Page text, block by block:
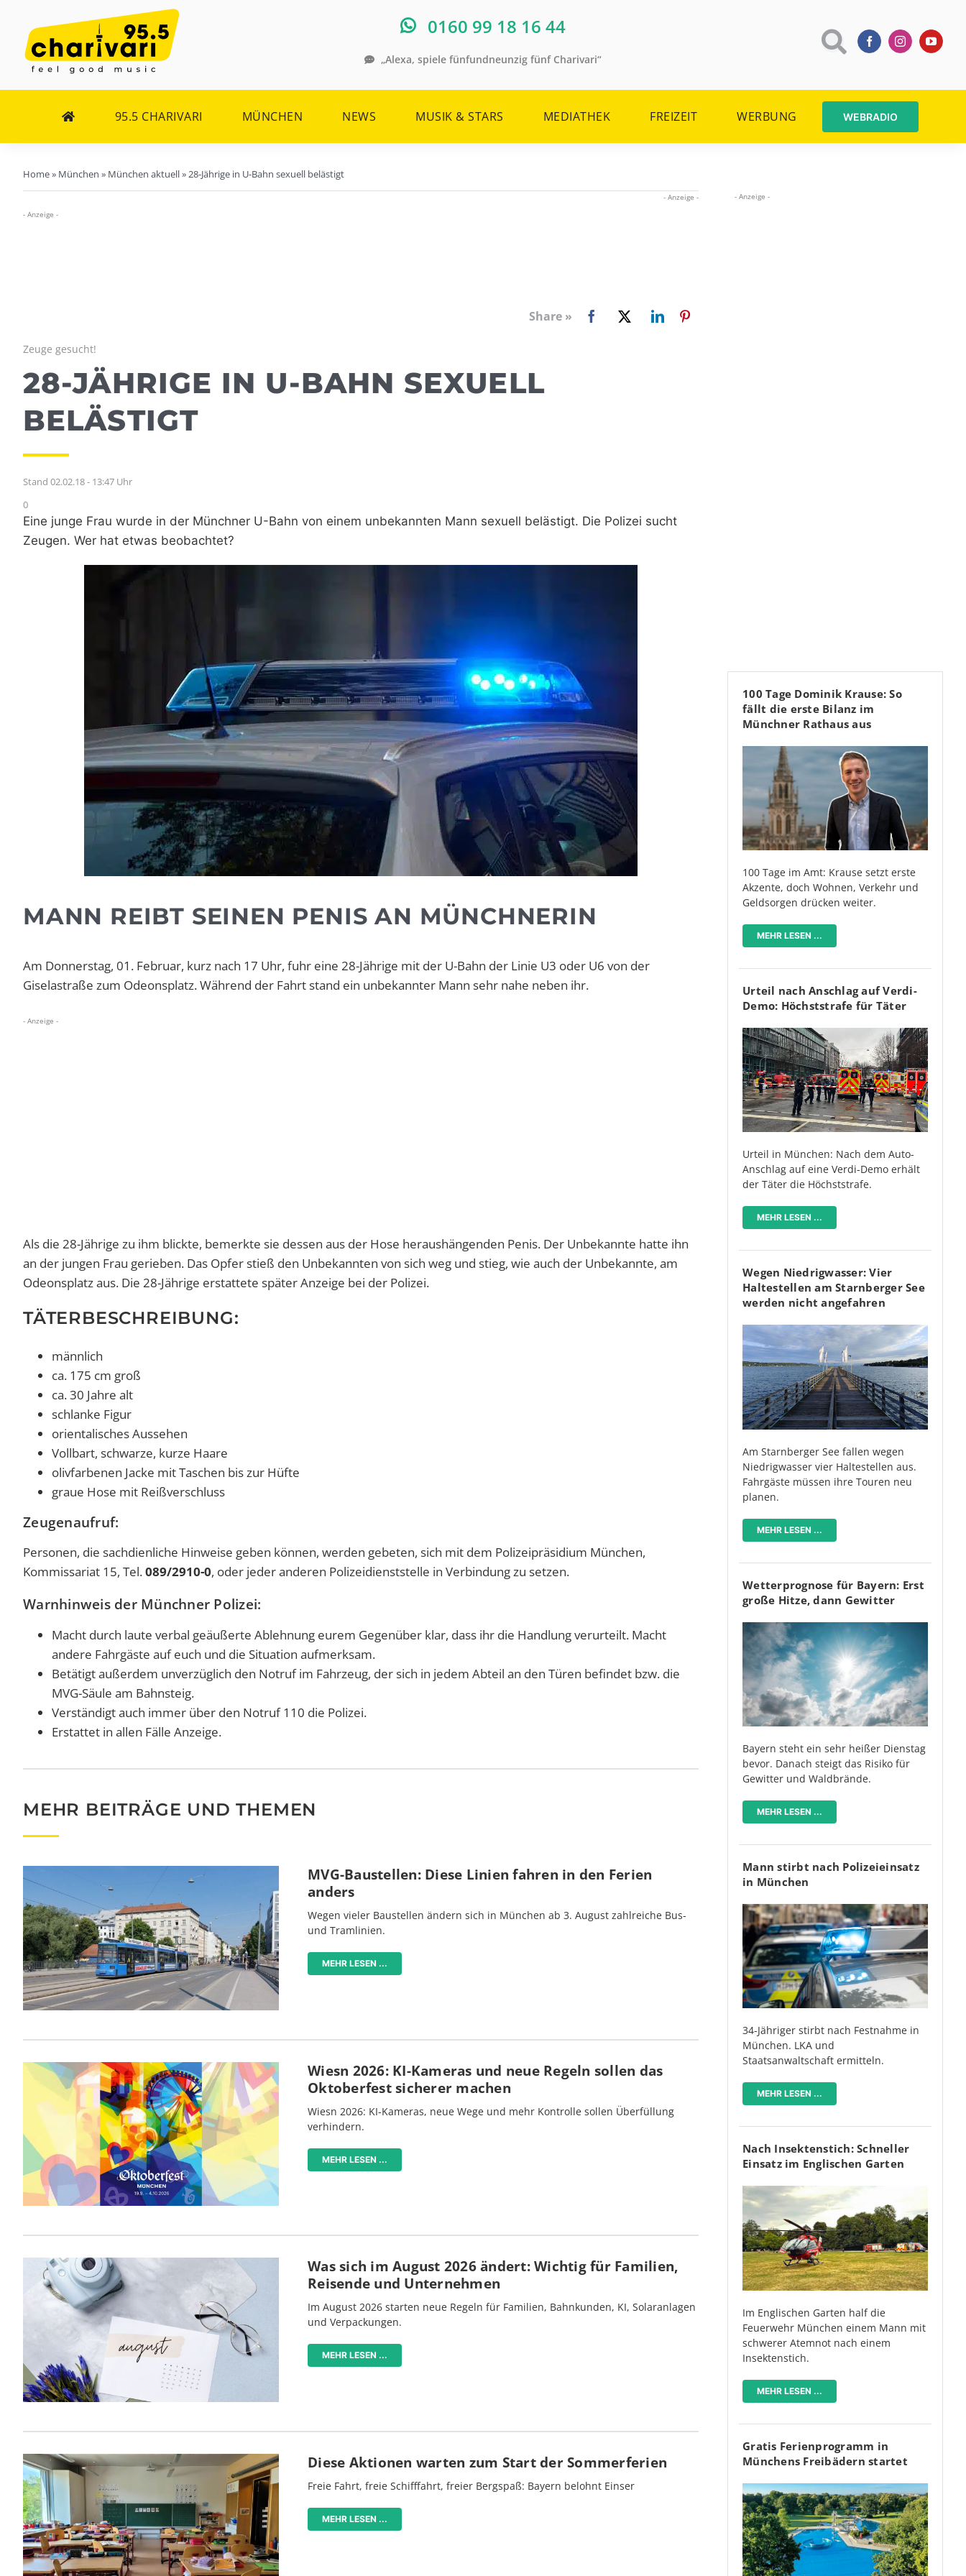
Inhalt
springen
0160 99 18 16 44
„Alexa, spiele fünfundneunzig fünf Charivari“
95.5 CHARIVARI MÜNCHEN NEWS MUSIK & STARS MEDIATHEK FREIZEIT WERBUNG WEBRADIO
Home» München » München aktuell»28-Jährige in U-Bahn sexuell belästigt
- Anzeige -
- Anzeige -
Share »
Zeuge gesucht!
28-JÄHRIGE IN U-BAHN SEXUELL
BELÄSTIGT
Stand 02.02.18 - 13:47 Uhr
0
Eine junge Frau wurde in der Münchner U-Bahn von einem unbekannten Mann sexuell belästigt. Die Polizei sucht
Zeugen. Wer hat etwas beobachtet?
MANN REIBT SEINEN PENIS AN MÜNCHNERIN
Am Donnerstag, 01. Februar, kurz nach 17 Uhr, fuhr eine 28-Jährige mit der U-Bahn der Linie U3 oder U6 von der
Giselastraße zum Odeonsplatz. Während der Fahrt stand ein unbekannter Mann sehr nahe neben ihr.
- Anzeige -
Als die 28-Jährige zu ihm blickte, bemerkte sie dessen aus der Hose heraushängenden Penis. Der Unbekannte hatte ihn
an der jungen Frau gerieben. Das Opfer stieß den Unbekannten von sich weg und stieg, wie auch der Unbekannte, am
Odeonsplatz aus. Die 28-Jährige erstattete später Anzeige bei der Polizei.
TÄTERBESCHREIBUNG:
männlich
ca. 175 cm groß
ca. 30 Jahre alt
schlanke Figur
orientalisches Aussehen
Vollbart, schwarze, kurze Haare
olivfarbenen Jacke mit Taschen bis zur Hüfte
graue Hose mit Reißverschluss
Zeugenaufruf:
Personen, die sachdienliche Hinweise geben können, werden gebeten, sich mit dem Polizeipräsidium München,
Kommissariat 15, Tel.089/2910-0, oder jeder anderen Polizeidienststelle in Verbindung zu setzen.
Warnhinweis der Münchner Polizei:
Macht durch laute verbal geäußerte Ablehnung eurem Gegenüber klar, dass ihr die Handlung verurteilt. Macht
andere Fahrgäste auf euch und die Situation aufmerksam.
Betätigt außerdem unverzüglich den Notruf im Fahrzeug, der sich in jedem Abteil an den Türen befindet bzw. die
MVG-Säule am Bahnsteig.
Verständigt auch immer über den Notruf 110 die Polizei.
Erstattet in allen Fälle Anzeige.
MEHR BEITRÄGE UND THEMEN
MVG-Baustellen: Diese Linien fahren in den Ferien
anders
Wegen vieler Baustellen ändern sich in München ab 3. August zahlreiche Bus-
und Tramlinien.
MEHR LESEN ...
Wiesn 2026: KI-Kameras und neue Regeln sollen das
Oktoberfest sicherer machen
Wiesn 2026: KI-Kameras, neue Wege und mehr Kontrolle sollen Überfüllung
verhindern.
MEHR LESEN ...
Was sich im August 2026 ändert: Wichtig für Familien,
Reisende und Unternehmen
Im August 2026 starten neue Regeln für Familien, Bahnkunden, KI, Solaranlagen
und Verpackungen.
MEHR LESEN ...
Diese Aktionen warten zum Start der Sommerferien
Freie Fahrt, freie Schifffahrt, freier Bergspaß: Bayern belohnt Einser
MEHR LESEN ...
- Anzeige -
100 Tage Dominik Krause: So
fällt die erste Bilanz im
Münchner Rathaus aus
100 Tage im Amt: Krause setzt erste
Akzente, doch Wohnen, Verkehr und
Geldsorgen drücken weiter.
MEHR LESEN ...
Urteil nach Anschlag auf Verdi-
Demo: Höchststrafe für Täter
Urteil in München: Nach dem Auto-
Anschlag auf eine Verdi-Demo erhält
der Täter die Höchststrafe.
MEHR LESEN ...
Wegen Niedrigwasser: Vier
Haltestellen am Starnberger See
werden nicht angefahren
Am Starnberger See fallen wegen
Niedrigwasser vier Haltestellen aus.
Fahrgäste müssen ihre Touren neu
planen.
MEHR LESEN ...
Wetterprognose für Bayern: Erst
große Hitze, dann Gewitter
Bayern steht ein sehr heißer Dienstag
bevor. Danach steigt das Risiko für
Gewitter und Waldbrände.
MEHR LESEN ...
Mann stirbt nach Polizeieinsatz
in München
34-Jähriger stirbt nach Festnahme in
München. LKA und
Staatsanwaltschaft ermitteln.
MEHR LESEN ...
Nach Insektenstich: Schneller
Einsatz im Englischen Garten
Im Englischen Garten half die
Feuerwehr München einem Mann mit
schwerer Atemnot nach einem
Insektenstich.
MEHR LESEN ...
Gratis Ferienprogramm in
Münchens Freibädern startet